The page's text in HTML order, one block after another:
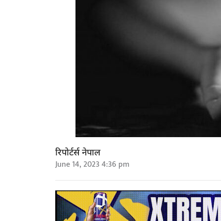
रिपोर्टर्स नेपाल
June 14, 2023 4:36 pm